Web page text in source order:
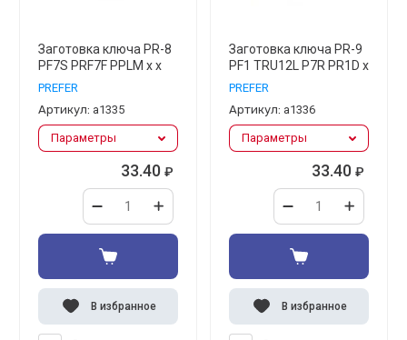
Заготовка ключа PR-8
PF7S PRF7F PPLM x x
PREFER
Артикул: а1335
Параметры
33.40 ₽
В избранное
Заготовка ключа PR-9
PF1 TRU12L P7R PR1D x
PREFER
Артикул: а1336
Параметры
33.40 ₽
В избранное